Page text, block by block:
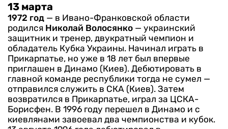
13 марта
1972 год — в Ивано-Франковской области
родился Николай Волосянко — украинский
защитник и тренер, двукратный чемпион и
обладатель Кубка Украины. Начинал играть в
Прикарпатье, но уже в 18 лет был впервые
приглашен в Динамо (Киев). Дебютировать в
главной команде республики тогда не сумел —
отправился служить в СКА (Киев). Затем
возвратился в Прикарпатье, играл за ЦСКА-
Борисфен. В 1996 году перешел в Динамо и с
киевлянами завоевал два чемпионства и кубок.